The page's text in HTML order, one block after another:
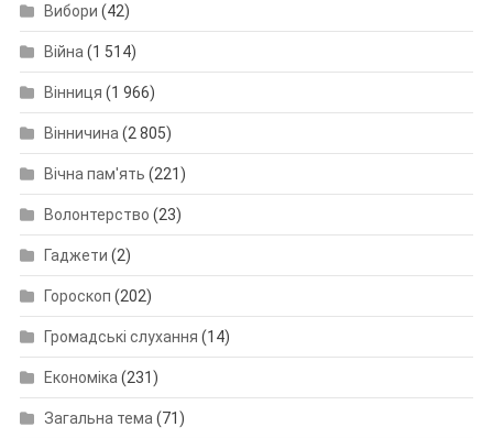
Вибори (42)
Війна (1 514)
Вінниця (1 966)
Вінничина (2 805)
Вічна пам'ять (221)
Волонтерство (23)
Гаджети (2)
Гороскоп (202)
Громадські слухання (14)
Економіка (231)
Загальна тема (71)